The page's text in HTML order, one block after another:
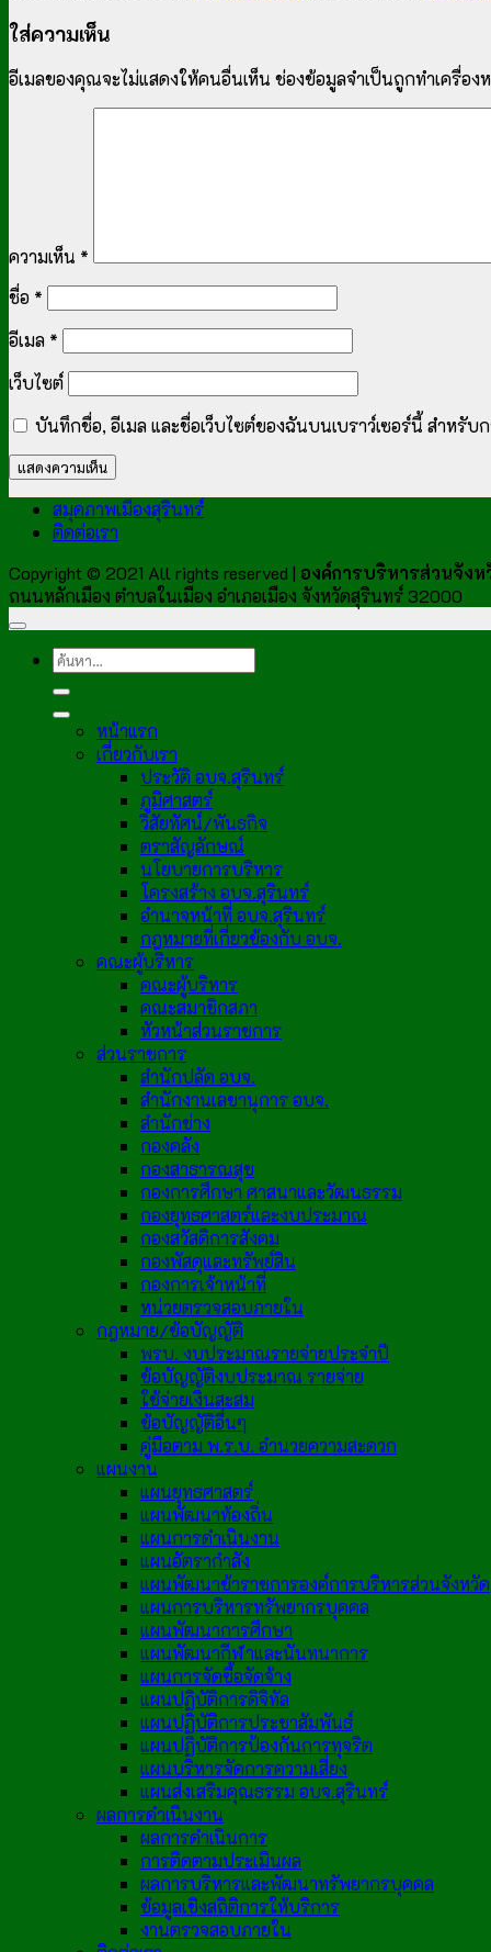
ใส่ความเห็น
อีเมลของคุณจะไม่แสดงให้คนอื่นเห็น ช่องข้อมูลจำเป็นถูกทำเครื่อง
ความเห็น *
ชื่อ *
อีเมล *
เว็บไซต์
บันทึกชื่อ, อีเมล และชื่อเว็บไซต์ของฉันบนเบราว์เซอร์นี้ สำหรับ
สมุดภาพเมืองสุรินทร์
ติดต่อเรา
Copyright © 2021 All rights reserved | องค์การบริหารส่วนจัง
ถนนหลักเมือง ตำบลในเมือง อำเภอเมือง จังหวัดสุรินทร์ 32000
หน้าแรก
เกี่ยวกับเรา
ประวัติ อบจ.สุรินทร์
ภูมิศาสตร์
วิสัยทัศน์/พันธกิจ
ตราสัญลักษณ์
นโยบายการบริหาร
โครงสร้าง อบจ.สุรินทร์
อำนาจหน้าที่ อบจ.สุรินทร์
กฎหมายที่เกี่ยวข้องกับ อบจ.
คณะผู้บริหาร
คณะผู้บริหาร
คณะสมาชิกสภา
หัวหน้าส่วนราชการ
ส่วนราชการ
สำนักปลัด อบจ.
สำนักงานเลขานุการ อบจ.
สำนักช่าง
กองคลัง
กองสาธารณสุข
กองการศึกษา ศาสนาและวัฒนธรรม
กองยุทธศาสตร์และงบประมาณ
กองสวัสดิการสังคม
กองพัสดุและทรัพย์สิน
กองการเจ้าหน้าที่
หน่วยตรวจสอบภายใน
กฎหมาย/ข้อบัญญัติ
พรบ. งบประมาณรายจ่ายประจำปี
ข้อบัญญัติงบประมาณ รายจ่าย
ใช้จ่ายเงินสะสม
ข้อบัญญัติอื่นๆ
คู่มือตาม พ.ร.บ. อำนวยความสะดวก
แผนงาน
แผนยุทธศาสตร์
แผนพัฒนาท้องถิ่น
แผนการดำเนินงาน
แผนอัตรากำลัง
แผนพัฒนาข้าราชการองค์การบริหารส่วนจังหวัด
แผนการบริหารทรัพยากรบุคคล
แผนพัฒนาการศึกษา
แผนพัฒนากีฬาและนันทนาการ
แผนการจัดซื้อจัดจ้าง
แผนปฏิบัติการดิจิทัล
แผนปฏิบัติการประชาสัมพันธ์
แผนปฏิบัติการป้องกันการทุจริต
แผนบริหารจัดการความเสี่ยง
แผนส่งเสริมคุณธรรม อบจ.สุรินทร์
ผลการดำเนินงาน
ผลการดำเนินการ
การติดตามประเมินผล
ผลการบริหารและพัฒนาทรัพยากรบุคคล
ข้อมูลเชิงสถิติการให้บริการ
งานตรวจสอบภายใน